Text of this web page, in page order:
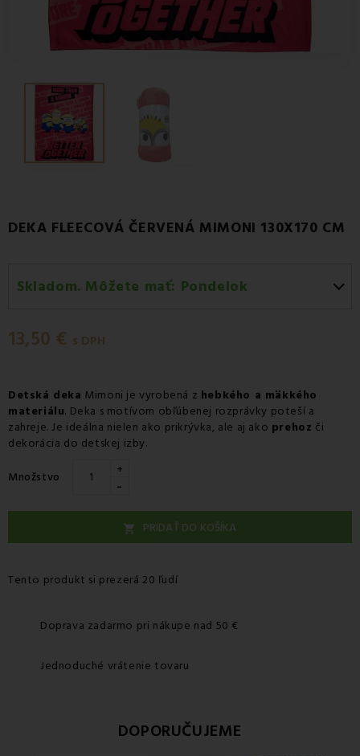
DEKA FLEECOVÁ ČERVENÁ MIMONI 130X170 CM
Skladom. Môžete mať: Pondelok
Pondelok 10.08
Pondelok 10.08 -Osobný odber v odbernom mieste
GLS
13,50 € s DPH
Detská deka Mimoni je vyrobená z hebkého a mäkkého
materiálu. Deka s motívom obľúbenej rozprávky poteší a
zahreje. Je ideálna nielen ako prikrývka, ale aj ako prehoz či
dekorácia do detskej izby.
Množstvo +
-
 PRIDAŤ DO KOŠÍKA
Tento produkt si prezerá 20 ľudí
Doprava zadarmo pri nákupe nad 50 €
Jednoduché vrátenie tovaru
DOPORUČUJEME